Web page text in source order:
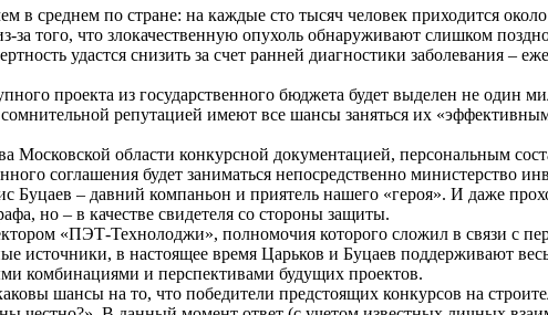
в среднем по стране: на каждые сто тысяч человек приходится
за того, что злокачественную опухоль обнаруживают слишком
удастся снизить за счет ранней диагностики заболевания –
проекта из государственного бюджета будет выделен не один
репутацией имеют все шансы заняться их
Московской области конкурсной документацией, персональным
соглашения будет заниматься непосредственно министерство
Буцаев – давний компаньон и приятель нашего «героя». И даже
но – в качестве свидетеля со стороны защиты.
«ПЭТ-Технолоджи», полномочия которого сложил в связи с
источники, в настоящее время Царьков и Буцаев поддерживают
комбинациями и перспективами будущих проектов.
шансы на то, что победители предстоящих конкурсов на